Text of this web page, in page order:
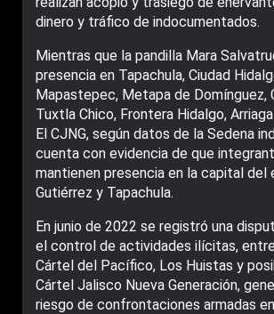
dinero y tráfico de indocumentados.
Mientras que la pandilla Mara
presencia en Tapachula, Ciudad
Mapastepec, Metapa de Domínguez,
Tuxtla Chico, Frontera Hidalgo,
El CJNG, según datos de la Sedena
cuenta con evidencia de que
mantienen presencia en la capital del
Gutiérrez y Tapachula.
En junio de 2022 se registró una
el control de actividades ilícitas,
Cártel del Pacífico, Los Huistas y
Cártel Jalisco Nueva Generación,
riesgo de confrontaciones armadas